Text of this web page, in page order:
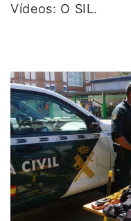
Vídeos: O SIL.